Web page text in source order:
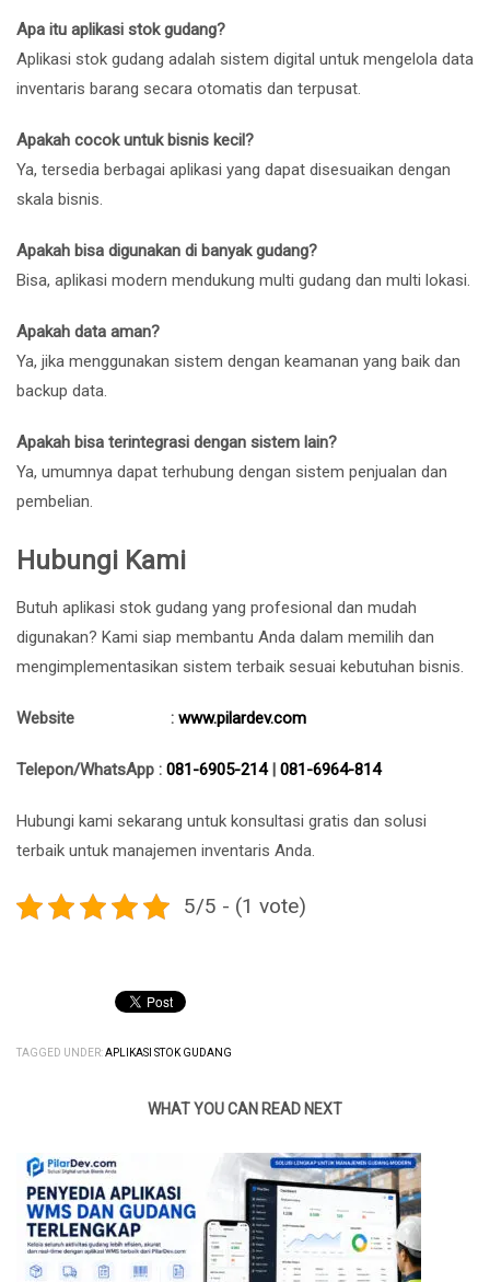
Apa itu aplikasi stok gudang?
Aplikasi stok gudang adalah sistem digital untuk mengelola data
inventaris barang secara otomatis dan terpusat.
Apakah cocok untuk bisnis kecil?
Ya, tersedia berbagai aplikasi yang dapat disesuaikan dengan
skala bisnis.
Apakah bisa digunakan di banyak gudang?
Bisa, aplikasi modern mendukung multi gudang dan multi lokasi.
Apakah data aman?
Ya, jika menggunakan sistem dengan keamanan yang baik dan
backup data.
Apakah bisa terintegrasi dengan sistem lain?
Ya, umumnya dapat terhubung dengan sistem penjualan dan
pembelian.
Hubungi Kami
Butuh aplikasi stok gudang yang profesional dan mudah
digunakan? Kami siap membantu Anda dalam memilih dan
mengimplementasikan sistem terbaik sesuai kebutuhan bisnis.
Website : www.pilardev.com
Telepon/WhatsApp : 081-6905-214| 081-6964-814
Hubungi kami sekarang untuk konsultasi gratis dan solusi
terbaik untuk manajemen inventaris Anda.
5/5 - (1 vote)
TAGGED UNDER:APLIKASI STOK GUDANG
WHAT YOU CAN READ NEXT